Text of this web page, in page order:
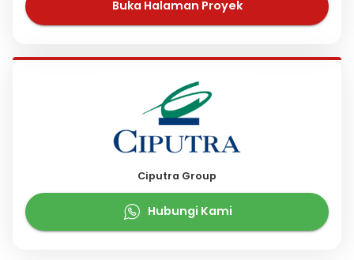
Buka Halaman Proyek
Ciputra Group
Hubungi Kami